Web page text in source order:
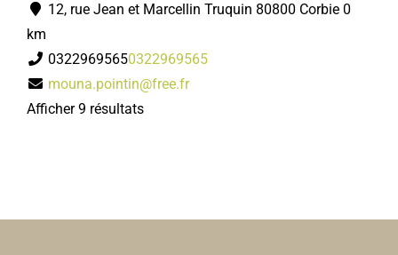
12, rue Jean et Marcellin Truquin 80800 Corbie 0
km
03229695650322969565
mouna.pointin@free.fr
Afficher 9 résultats